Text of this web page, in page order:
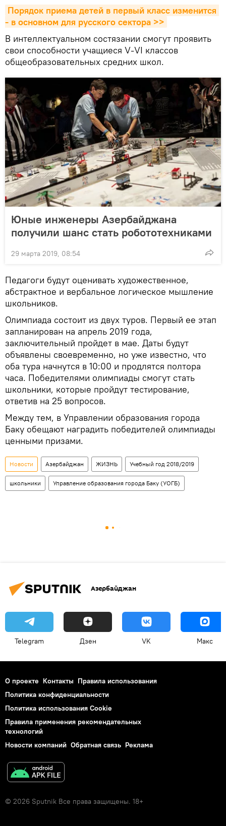
Порядок приема детей в первый класс изменится
- в основном для русского сектора >>
В интеллектуальном состязании смогут проявить
свои способности учащиеся V-VI классов
общеобразовательных средних школ.
Юные инженеры Азербайджана
получили шанс стать робототехниками
29 марта 2019, 08:54
Педагоги будут оценивать художественное,
абстрактное и вербальное логическое мышление
школьников.
Олимпиада состоит из двух туров. Первый ее этап
запланирован на апрель 2019 года,
заключительный пройдет в мае. Даты будут
объявлены своевременно, но уже известно, что
оба тура начнутся в 10:00 и продлятся полтора
часа. Победителями олимпиады смогут стать
школьники, которые пройдут тестирование,
ответив на 25 вопросов.
Между тем, в Управлении образования города
Баку обещают наградить победителей олимпиады
ценными призами.
Новости Азербайджан ЖИЗНЬ Учебный год 2018/2019
школьники Управление образования города Баку (УОГБ)
Азербайджан
Telegram Дзен VK Макс
О проекте Контакты Правила использования
Политика конфиденциальности
Политика использования Cookie
Правила применения рекомендательных
технологий
Новости компаний Обратная связь Реклама
© 2026 Sputnik Все права защищены. 18+